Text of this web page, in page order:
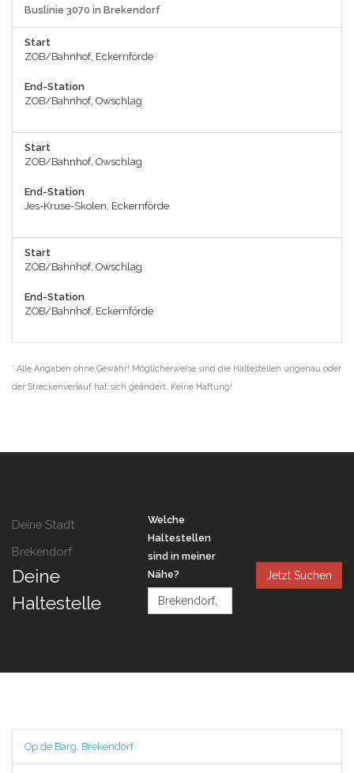
Buslinie 3070 in Brekendorf
Start
ZOB/Bahnhof, Eckernförde
End-Station
ZOB/Bahnhof, Owschlag
Start
ZOB/Bahnhof, Owschlag
End-Station
Jes-Kruse-Skolen, Eckernförde
Start
ZOB/Bahnhof, Owschlag
End-Station
ZOB/Bahnhof, Eckernförde
* Alle Angaben ohne Gewähr! Möglicherweise sind die Haltestellen ungenau oder
der Streckenverlauf hat sich geändert. Keine Haftung!
Deine Stadt
Brekendorf
Deine
Haltestelle
Welche
Haltestellen
sind in meiner
Nähe?
Jetzt Suchen
Op de Barg, Brekendorf